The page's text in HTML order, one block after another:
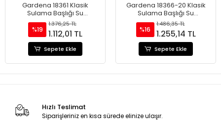
Gardena 18361 Klasik
Sulama Başlığı Su
Durdurucu Seti
%19
1.376,25 TL
1.112,01 TL
Sepete Ekle
Gardena 18366-20 Klasik
Sulama Başlığı Su
Durdurucu Seti
%16
1.486,35 TL
1.255,14 TL
Sepete Ekle
Hızlı Teslimat
Siparişleriniz en kısa sürede elinize ulaşır.